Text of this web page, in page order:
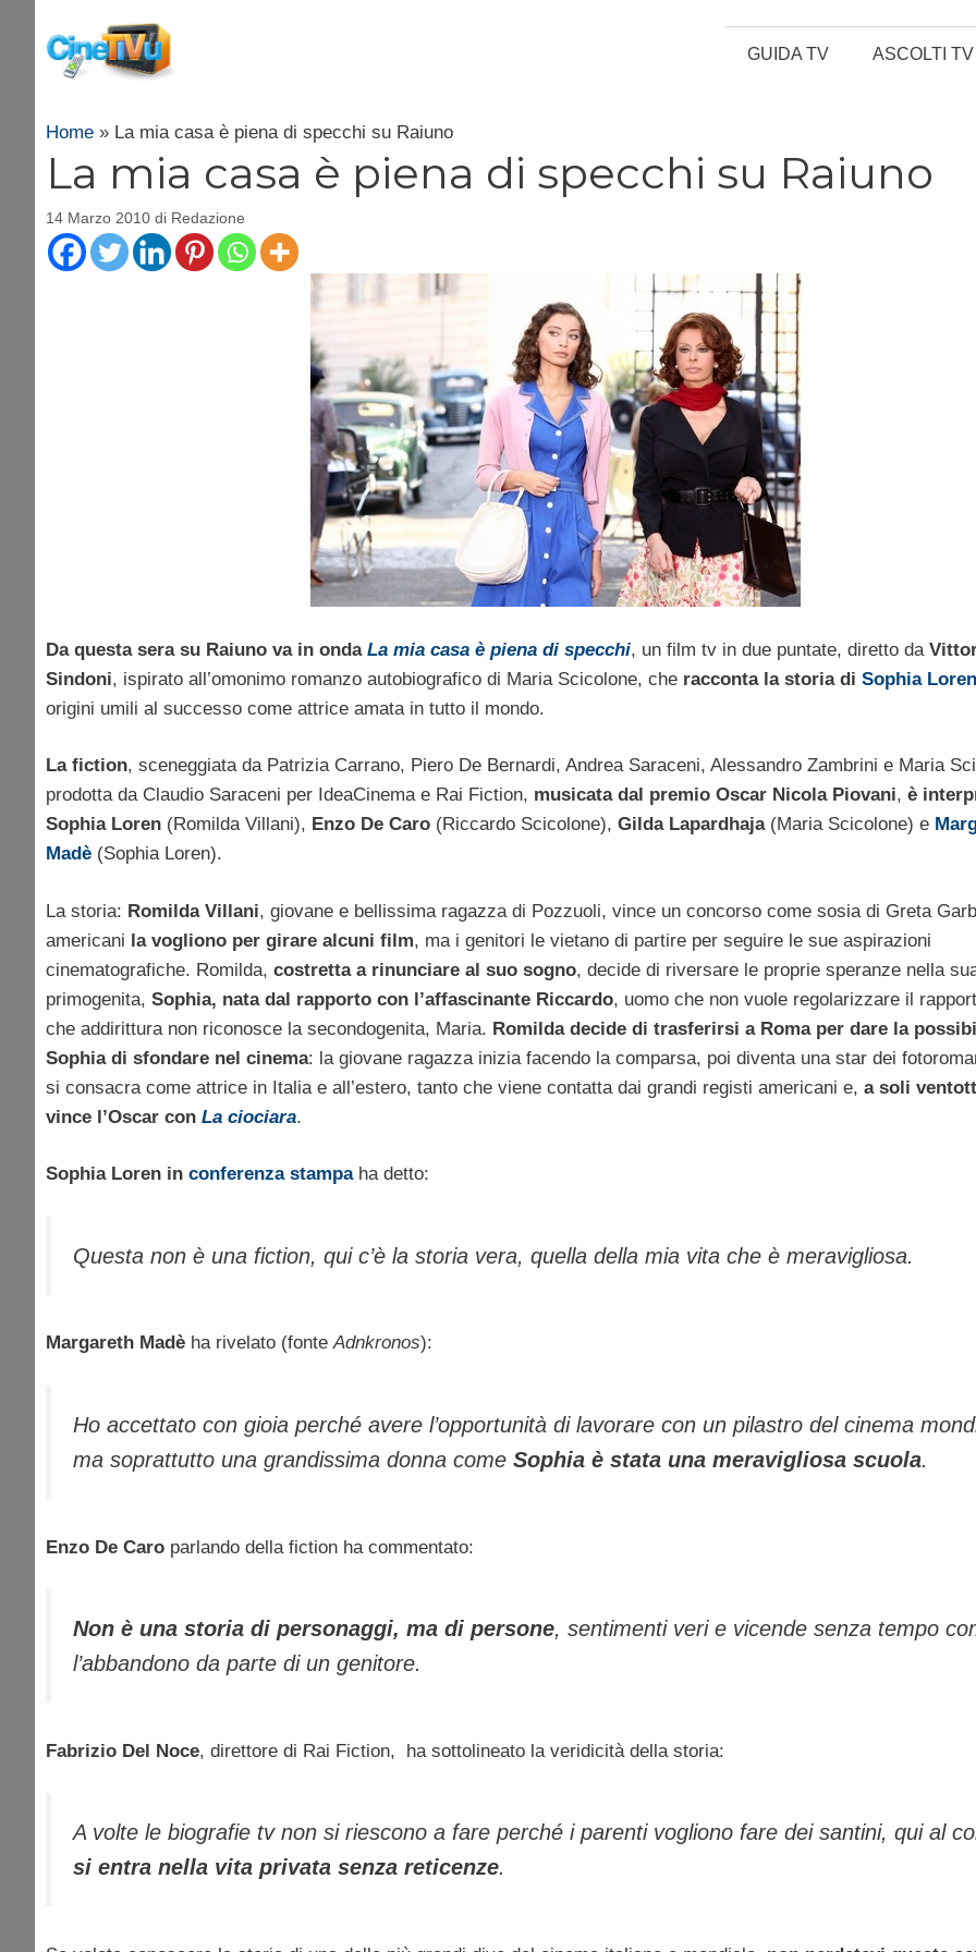
contenuto
GUIDA TV ASCOLTI TV
Home » La mia casa è piena di specchi su Raiuno
La mia casa è piena di specchi su Raiuno
14 Marzo 2010 di Redazione
Da questa sera su Raiuno va in onda La mia casa è piena di specchi, un film tv in due puntate, diretto da
Sindoni, ispirato all’omonimo romanzo autobiografico di Maria Scicolone, che racconta la storia di Sophia Loren
origini umili al successo come attrice amata in tutto il mondo.
La fiction, sceneggiata da Patrizia Carrano, Piero De Bernardi, Andrea Saraceni, Alessandro Zambrini e Maria
prodotta da Claudio Saraceni per IdeaCinema e Rai Fiction, musicata dal premio Oscar Nicola Piovani, è
Sophia Loren (Romilda Villani), Enzo De Caro (Riccardo Scicolone), Gilda Lapardhaja(Maria Scicolone) e
Madè (Sophia Loren).
La storia: Romilda Villani, giovane e bellissima ragazza di Pozzuoli, vince un concorso come sosia di Greta
americani la vogliono per girare alcuni film, ma i genitori le vietano di partire per seguire le sue aspirazioni
cinematografiche. Romilda, costretta a rinunciare al suo sogno, decide di riversare le proprie speranze nella
primogenita, Sophia, nata dal rapporto con l’affascinante Riccardo, uomo che non vuole regolarizzare il
che addirittura non riconosce la secondogenita, Maria. Romilda decide di trasferirsi a Roma per dare la
Sophia di sfondare nel cinema: la giovane ragazza inizia facendo la comparsa, poi diventa una star dei
si consacra come attrice in Italia e all’estero, tanto che viene contatta dai grandi registi americani e, a soli
vince l’Oscar con La ciociara.
Sophia Loren in conferenza stampaha detto:
Questa non è una fiction, qui c’è la storia vera, quella della mia vita che è meravigliosa.
Margareth Madè ha rivelato (fonteAdnkronos):
Ho accettato con gioia perché avere l’opportunità di lavorare con un pilastro del cinema
ma soprattutto una grandissima donna come Sophia è stata una meravigliosa scuola.
Enzo De Caro parlando della fiction ha commentato:
Non è una storia di personaggi, ma di persone, sentimenti veri e vicende senza tempo
l’abbandono da parte di un genitore.
Fabrizio Del Noce, direttore di Rai Fiction, ha sottolineato la veridicità della storia:
A volte le biografie tv non si riescono a fare perché i parenti vogliono fare dei santini, qui al
si entra nella vita privata senza reticenze.